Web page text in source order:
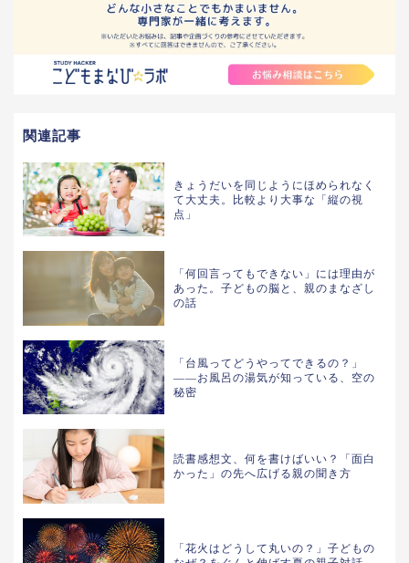
関連記事
きょうだいを同じようにほめられなく
て大丈夫。比較より大事な「縦の視
点」
「何回言ってもできない」には理由が
あった。子どもの脳と、親のまなざし
の話
「台風ってどうやってできるの？」
——お風呂の湯気が知っている、空の
秘密
読書感想文、何を書けばいい？「面白
かった」の先へ広げる親の聞き方
「花火はどうして丸いの？」子どもの